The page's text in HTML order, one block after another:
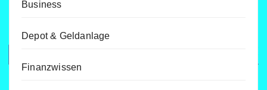
Business
Depot & Geldanlage
Finanzwissen